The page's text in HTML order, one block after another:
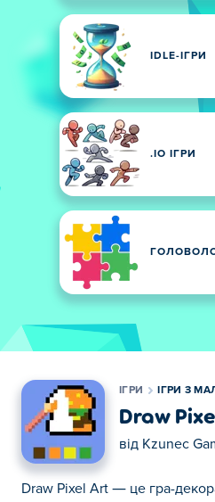
IDLE-ІГРИ
.IO ІГРИ
ІГРИ ІГРИ З
Draw
від Kzunec
Draw Pixel Art — це гра-